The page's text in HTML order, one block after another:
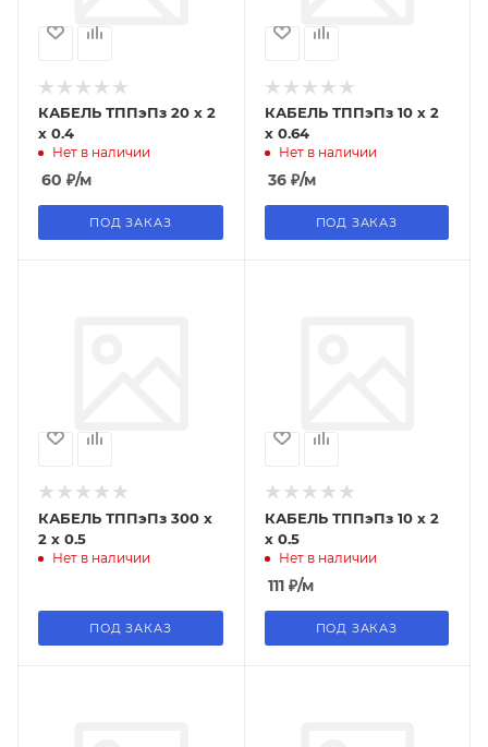
КАБЕЛЬ ТППэПз 20 х 2
х 0.4
Нет в наличии
60 ₽/м
ПОД ЗАКАЗ
КАБЕЛЬ ТППэПз 10 х 2
х 0.64
Нет в наличии
36₽/м
ПОД ЗАКАЗ
КАБЕЛЬ ТППэПз 300 х
2 х 0.5
Нет в наличии
ПОД ЗАКАЗ
КАБЕЛЬ ТППэПз 10 х 2
х 0.5
Нет в наличии
111₽/м
ПОД ЗАКАЗ